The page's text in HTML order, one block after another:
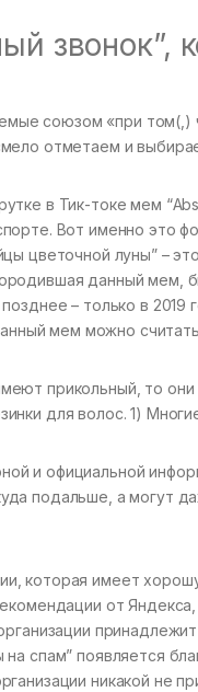
звонок”,
союзом «при
отметаем и
в Тик-токе мем
Вот именно это
цветочной луны” –
данный мем,
позднее – только в
мем можно считать
прикольный, то
для волос. 1)
и официальной
подальше, а могут
которая имеет
от
на спам” появляется
никакой